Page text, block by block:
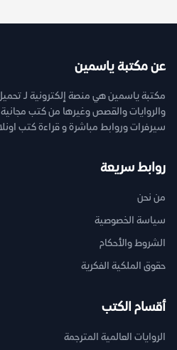
عن مكتبة ياسمين
مكتبة ياسمين هي منصة إلكترونية لـ
سيرفرات وروابط مباشرة و قراءة كتب
روابط سريعة
من نحن
سياسة الخصوصية
الشروط والأحكام
حقوق الملكية الفكرية
أقسام الكتب
الروايات العالمية المترجمة